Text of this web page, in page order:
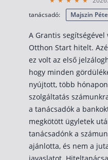
Nyugdíj
Melyik a
KATA
tanácsadó:
Majszin
A Grantis
Otthon Start hitelt.
ez volt az első
hogy minden
nyújtott, több
szolgáltatás
a tanácsadók a
megkötött ügyletek
tanácsadónk a
ajánlotta, és nem a